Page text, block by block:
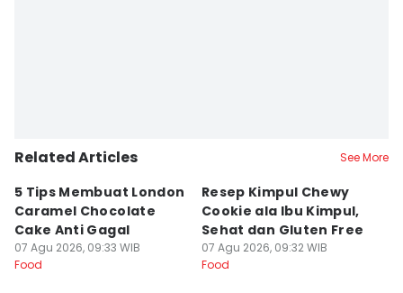
Related Articles See More
5 Tips Membuat London
Caramel Chocolate
Cake Anti Gagal
07 Agu 2026, 09:33 WIB
Food
Resep Kimpul Chewy
Cookie ala Ibu Kimpul,
Sehat dan Gluten Free
07 Agu 2026, 09:32 WIB
Food